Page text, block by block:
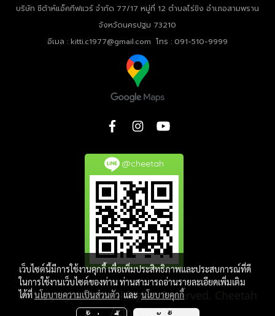
บริษัท ชีต้าห์แอ็คทีฟแวร์ จำกัด 77/17 หมู่ที่ 12 ตำบลไร่ขิง อำเภอสามพราน
จังหวัดนครปฐม 73210
อีเมล : kitti.c1977@gmail.com โทร : 091-510-9999
@cheetah
© Copyright 2020 All Rights Reserved. Cheetah
Activewear
เว็บไซต์นี้มีการใช้งานคุกกี้ เพื่อเพิ่มประสิทธิภาพและประสบการณ์ที่ดี
ในการใช้งานเว็บไซต์ของท่าน ท่านสามารถอ่านรายละเอียดเพิ่มเติม
ได้ที่นโยบายความเป็นส่วนตัว และนโยบายคุกกี้